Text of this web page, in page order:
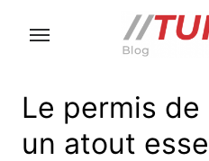
Le permis
un atout